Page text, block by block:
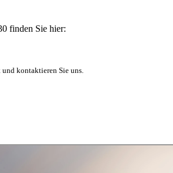
finden Sie hier:
kontaktieren Sie uns.